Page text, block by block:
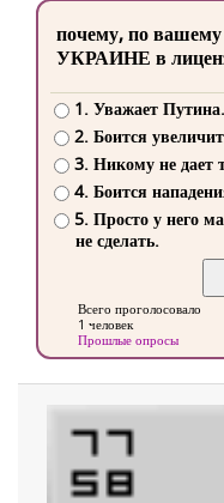
почему, по
УКРАИНЕ в
1. Уважает Путина.
2. Боится
3. Никому не дает
4. Боится
5. Просто у него
не сделать.
Всего проголосовало
1 человек
Прошлые опросы